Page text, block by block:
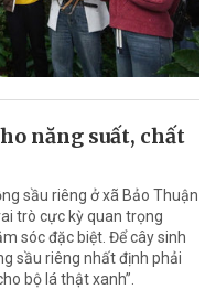
năng suất, chất
sầu riêng ở xã Bảo Thuận
trò cực kỳ quan trọng
sóc đặc biệt. Để cây sinh
sầu riêng nhất định phải
bộ lá thật xanh”.